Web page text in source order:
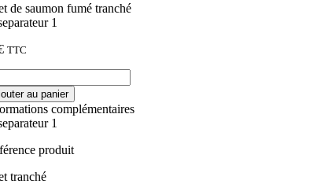
de saumon fumé tranché
TTC
au panier
complémentaires
produit
tranché